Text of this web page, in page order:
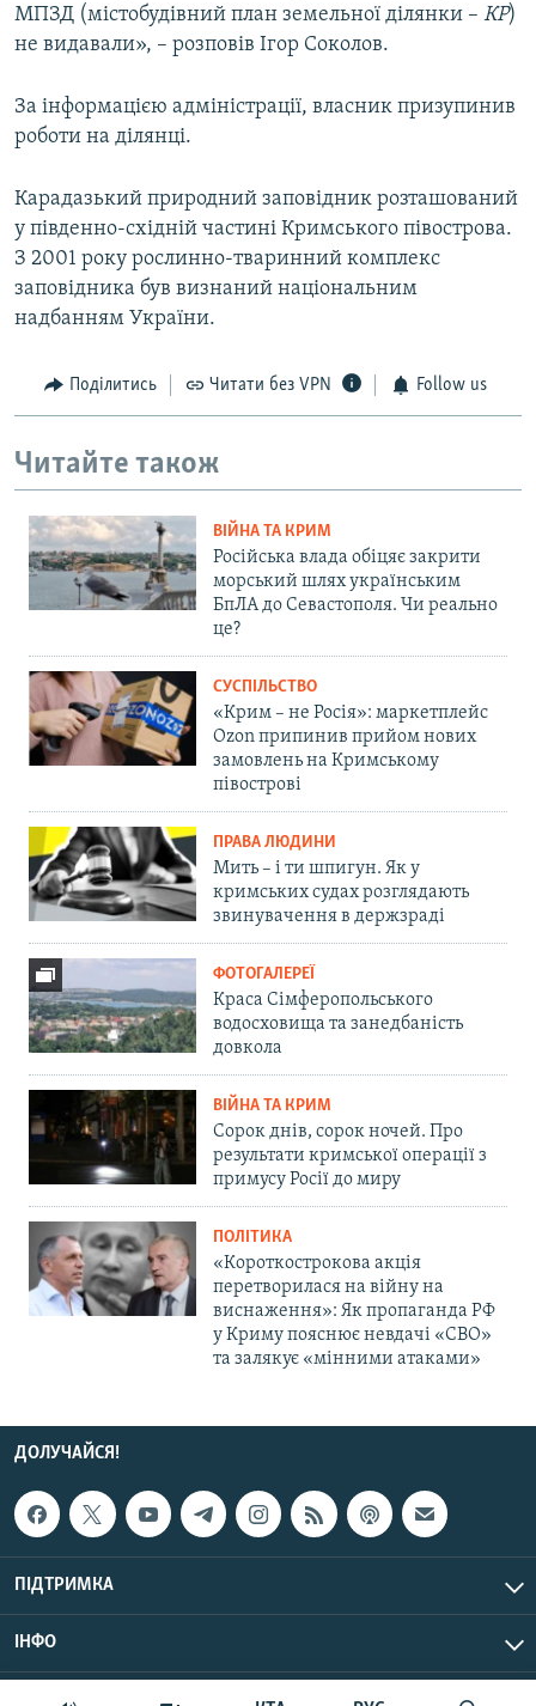
МПЗД (містобудівний план земельної ділянки – КР)
не видавали», – розповів Ігор Соколов.
За інформацією адміністрації, власник призупинив
роботи на ділянці.
Карадазький природний заповідник розташований
у південно-східній частині Кримського півострова.
З 2001 року рослинно-тваринний комплекс
заповідника був визнаний національним
надбанням України.
Поділитись Читати без VPN Follow us
Читайте також
ВІЙНА ТА КРИМ
Російська влада обіцяє закрити
морський шлях українським
БпЛА до Севастополя. Чи реально
це?
СУСПІЛЬСТВО
«Крим – не Росія»: маркетплейс
Ozon припинив прийом нових
замовлень на Кримському
півострові
ПРАВА ЛЮДИНИ
Мить – і ти шпигун. Як у
кримських судах розглядають
звинувачення в держзраді
ФОТОГАЛЕРЕЇ
Краса Сімферопольського
водосховища та занедбаність
довкола
ВІЙНА ТА КРИМ
Сорок днів, сорок ночей. Про
результати кримської операції з
примусу Росії до миру
ПОЛІТИКА
«Короткострокова акція
перетворилася на війну на
виснаження»: Як пропаганда РФ
у Криму пояснює невдачі «СВО»
та залякує «мінними атаками»
ДОЛУЧАЙСЯ!
ПІДТРИМКА
ІНФО